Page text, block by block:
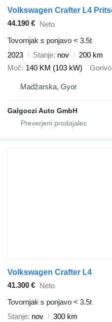
44.190 € Neto
Tovornjak s ponjavo < 3.5t
2023
Stanje nov
200 km
Moč 140 KM (103 kW) Gorivo
Madžarska, Gyor
Galgoczi Auto GmbH
Volkswagen Crafter L4
41.300 € Neto
Tovornjak s ponjavo < 3.5t
Stanje nov
300 km